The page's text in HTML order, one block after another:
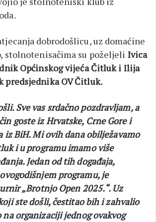
dobrodošlicu, uz domaćine
, stolnotenisačima su poželjeli Ivica
Općinskog vijeća Čitluk i Ilija
predsjednika OV Čitluk.
Sve vas srdačno pozdravljam, a
goste iz Hrvatske, Crne Gore i
iz BiH. Mi ovih dana obilježavamo
i u programu imamo više
Jedan od tih događaja,
programu, je
„Brotnjo Open 2025.“. Uz
ste došli, čestitao bih i zahvalio
na organizaciji jednog ovakvog